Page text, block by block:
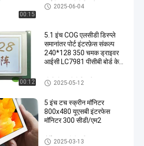
00:15
आईपीएस एलसीडी डिस्प्ले
2025-06-04
00:12
5.1 इंच COG एलसीडी डिस्प्ले
समानांतर पोर्ट इंटरफ़ेस संकल्प
240*128 350 चमक ड्राइवर
आईसी LC7981 पीसीबी बोर्ड के
सीओजी एलसीडी डिस्प्ले
2025-05-12
5 इंच टच स्क्रीन मॉनिटर
800x480 यूएसबी इंटरफेस
मॉनिटर 300 सीडी/एम2
पोर्टेबल एलसीडी मॉनिटर
2025-03-13